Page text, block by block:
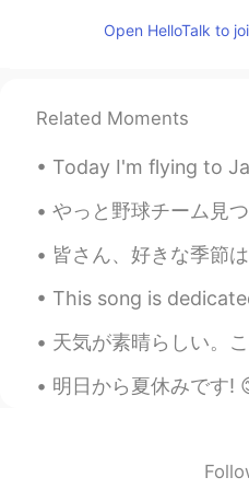
しばらく外食行か
は蟹🦀も買いたい
ようこ葉子YOKO
JP EN
茶を作りました。
免疫力アップをす
ティー
ンフルーツと紅茶
ンフルーツと紅茶
Open HelloTalk to
Related Moments
Today I'm flying to Japan! But the flight from
やっと野球チーム見つけたわ！ このチームでプレーするのは二回目だけど、スターティングメンバーと
皆さん、好きな季節はいつですか😄 私は秋が1番好きです！春も好きですけど秋の青い空はとても綺
This song is dedicated to all the good people
天気が素晴らしい。この空が好き。色な青色がlもしろい。 自然な所に行ってこのベンチに座った。平和
明日から夏休みです! 😊 来週にはChicagoでかぞくやともだちを会ってから6月23日からは